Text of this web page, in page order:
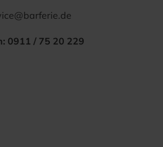
0911 / 75 20 229